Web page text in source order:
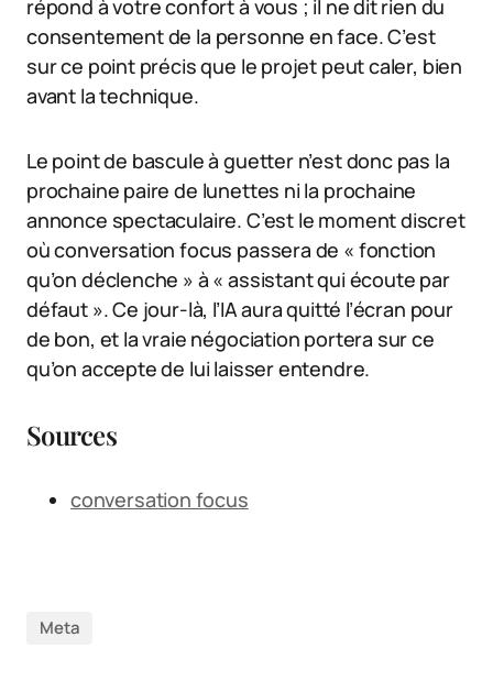
répond à votre confort à vous ; il ne dit rien du
consentement de la personne en face. C’est
sur ce point précis que le projet peut caler, bien
avant la technique.
Le point de bascule à guetter n’est donc pas la
prochaine paire de lunettes ni la prochaine
annonce spectaculaire. C’est le moment discret
où conversation focus passera de « fonction
qu’on déclenche » à « assistant qui écoute par
défaut ». Ce jour-là, l’IA aura quitté l’écran pour
de bon, et la vraie négociation portera sur ce
qu’on accepte de lui laisser entendre.
Sources
conversation focus
Meta